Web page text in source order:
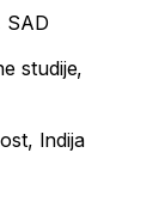
SAD
studije,
Indija